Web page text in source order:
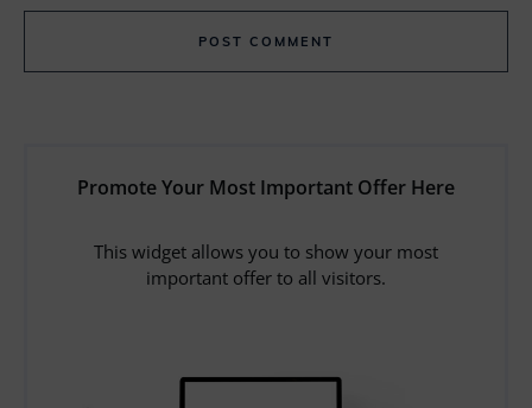
POST COMMENT
Promote Your Most Important Offer Here
This widget allows you to show your most
important offer to all visitors.